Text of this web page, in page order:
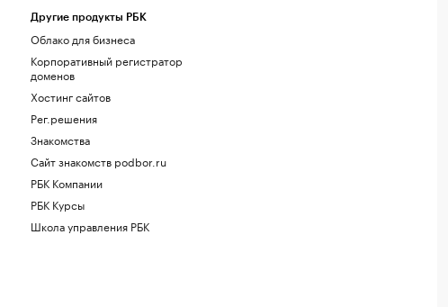
Другие продукты РБК
Облако для бизнеса
Корпоративный регистратор
доменов
Хостинг сайтов
Рег.решения
Знакомства
Сайт знакомств podbor.ru
РБК Компании
РБК Курсы
Школа управления РБК